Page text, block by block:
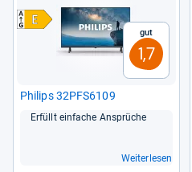
Schnittstelle gedacht hat.
vonRichard Winter
Gut
1,7
Phi­lips 32PFS6109
Erfüllt ein­fa­che Ansprü­che
Weiterlesen